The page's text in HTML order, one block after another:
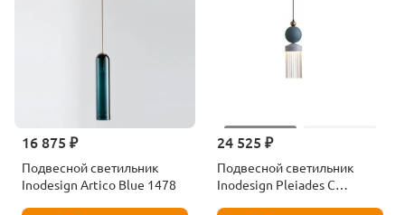
16 875 ₽
Подвесной светильник
Inodesign Artico Blue 1478
24 525 ₽
Подвесной светильник
Inodesign Pleiades С